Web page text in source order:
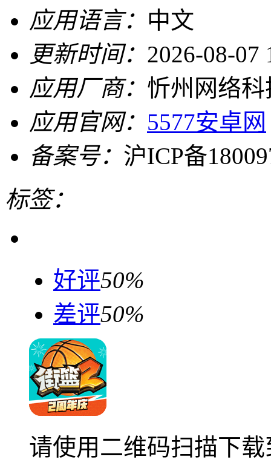
应用语言： 中文
更新时间： 2026-08-07
应用厂商： 忻州网络
应用官网： 5577安卓网
备案号： 沪ICP备
标签：
好评50%
差评50%
请使用二维码扫描下